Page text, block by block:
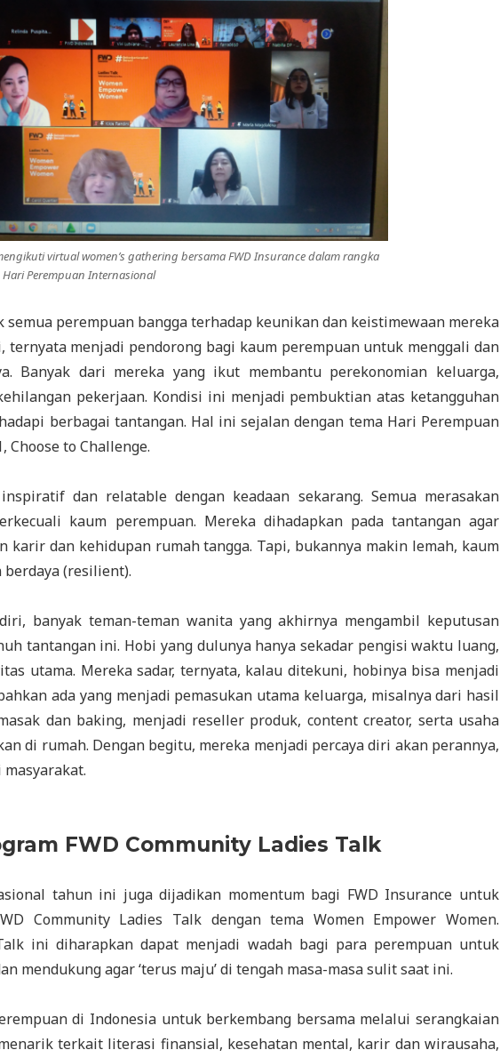
virtual women’s gathering bersama FWD Insurance dalam rangka
Perempuan Internasional
semua perempuan bangga terhadap keunikan dan keistimewaan mereka
ternyata menjadi pendorong bagi kaum perempuan untuk menggali dan
Banyak dari mereka yang ikut membantu perekonomian keluarga,
pekerjaan. Kondisi ini menjadi pembuktian atas ketangguhan
berbagai tantangan. Hal ini sejalan dengan tema Hari Perempuan
to Challenge.
dan relatable dengan keadaan sekarang. Semua merasakan
kaum perempuan. Mereka dihadapkan pada tantangan agar
karir dan kehidupan rumah tangga. Tapi, bukannya makin lemah, kaum
(resilient).
banyak teman-teman wanita yang akhirnya mengambil keputusan
tantangan ini. Hobi yang dulunya hanya sekadar pengisi waktu luang,
utama. Mereka sadar, ternyata, kalau ditekuni, hobinya bisa menjadi
ada yang menjadi pemasukan utama keluarga, misalnya dari hasil
dan baking, menjadi reseller produk, content creator, serta usaha
di rumah. Dengan begitu, mereka menjadi percaya diri akan perannya,
FWD Community Ladies Talk
tahun ini juga dijadikan momentum bagi FWD Insurance untuk
Community Ladies Talk dengan tema Women Empower Women.
ini diharapkan dapat menjadi wadah bagi para perempuan untuk
mendukung agar ‘terus maju’ di tengah masa-masa sulit saat ini.
di Indonesia untuk berkembang bersama melalui serangkaian
terkait literasi finansial, kesehatan mental, karir dan wirausaha,